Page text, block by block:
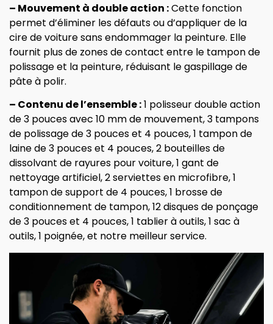
– Mouvement à double action :Cette fonction
permet d’éliminer les défauts ou d’appliquer de la
cire de voiture sans endommager la peinture. Elle
fournit plus de zones de contact entre le tampon de
polissage et la peinture, réduisant le gaspillage de
pâte à polir.
– Contenu de l’ensemble :1 polisseur double action
de 3 pouces avec 10 mm de mouvement, 3 tampons
de polissage de 3 pouces et 4 pouces, 1 tampon de
laine de 3 pouces et 4 pouces, 2 bouteilles de
dissolvant de rayures pour voiture, 1 gant de
nettoyage artificiel, 2 serviettes en microfibre, 1
tampon de support de 4 pouces, 1 brosse de
conditionnement de tampon, 12 disques de ponçage
de 3 pouces et 4 pouces, 1 tablier à outils, 1 sac à
outils, 1 poignée, et notre meilleur service.